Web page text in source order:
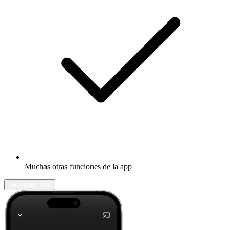
Muchas otras funciones de la app